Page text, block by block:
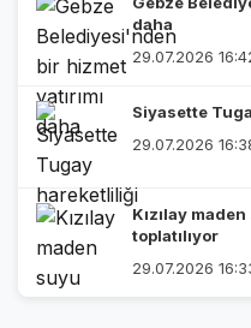
daha
29.07.2026
Siyasette
29.07.2026
Kızılay
toplatılıyor
29.07.2026